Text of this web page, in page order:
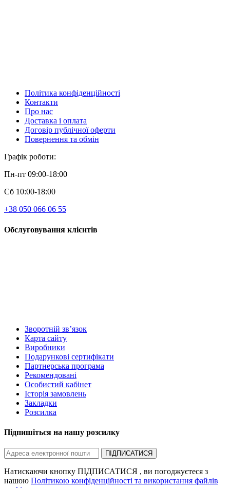
Політика конфіденційності
Контакти
Про нас
Доставка і оплата
Договір публічної оферти
Повернення та обмін
Графік роботи:
Пн-пт 09:00-18:00
Сб 10:00-18:00
+38 050 066 06 55
Обслуговування клієнтів
Зворотній зв’язок
Карта сайту
Виробники
Подарункові сертифікати
Партнерська програма
Рекомендовані
Особистий кабінет
Історія замовлень
Закладки
Розсилка
Підпишіться на нашу розсилку
ПІДПИСАТИСЯ
Натискаючи кнопку ПІДПИСАТИСЯ , ви погоджуєтеся з
нашою Політикою конфіденційності та використання файлів